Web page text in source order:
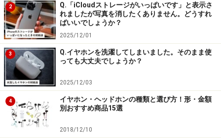
2
Q.「iCloudストレージがいっぱいです」と表示さ
れましたが写真を消したくありません。どうすれ
ばいいでしょうか？
2025/12/01
3
Q.イヤホンを洗濯してしまいました。そのまま使
っても大丈夫でしょうか？
2025/12/03
4
イヤホン・ヘッドホンの種類と選び方！形・金額
別おすすめ商品15選
2018/12/10